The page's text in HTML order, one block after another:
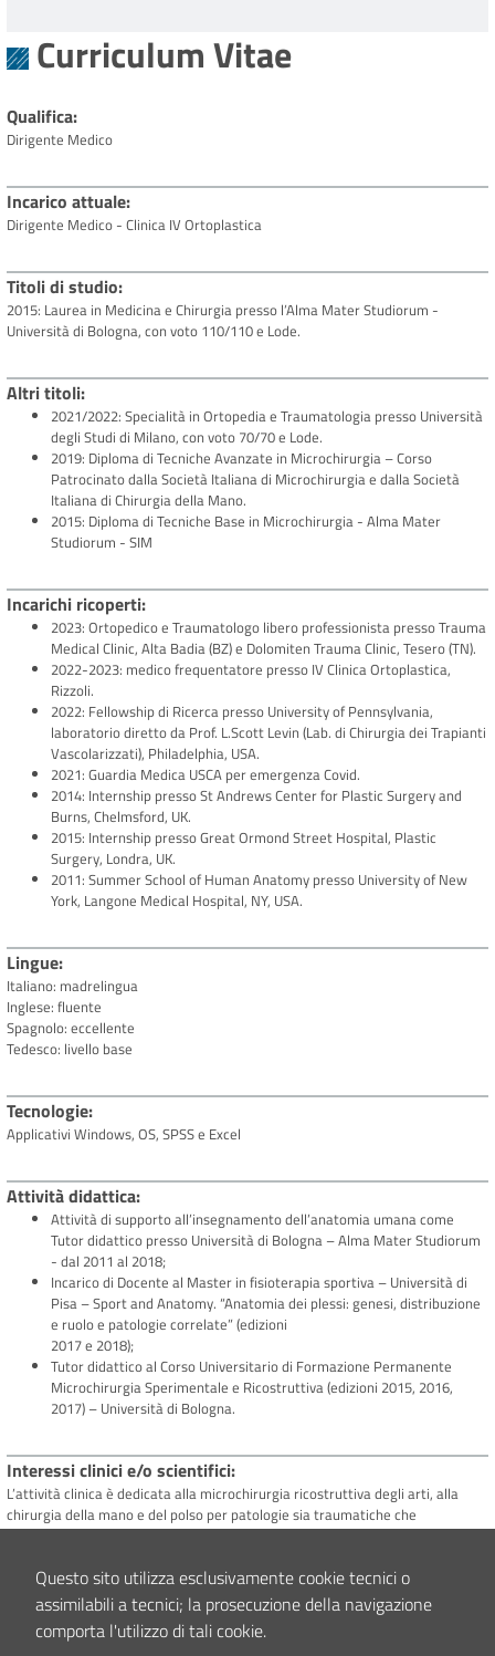
Curriculum Vitae
Qualifica
Dirigente Medico
Incarico attuale
Dirigente Medico - Clinica IV Ortoplastica
Titoli di studio
2015: Laurea in Medicina e Chirurgia presso l’Alma Mater Studiorum -
Università di Bologna, con voto 110/110 e Lode.
Altri titoli
2021/2022: Specialità in Ortopedia e Traumatologia presso Università
degli Studi di Milano, con voto 70/70 e Lode.
2019: Diploma di Tecniche Avanzate in Microchirurgia – Corso
Patrocinato dalla Società Italiana di Microchirurgia e dalla Società
Italiana di Chirurgia della Mano.
2015: Diploma di Tecniche Base in Microchirurgia - Alma Mater
Studiorum - SIM
Incarichi ricoperti
2023: Ortopedico e Traumatologo libero professionista presso Trauma
Medical Clinic, Alta Badia (BZ) e Dolomiten Trauma Clinic, Tesero (TN).
2022-2023: medico frequentatore presso IV Clinica Ortoplastica,
Rizzoli.
2022: Fellowship di Ricerca presso University of Pennsylvania,
laboratorio diretto da Prof. L.Scott Levin (Lab. di Chirurgia dei Trapianti
Vascolarizzati), Philadelphia, USA.
2021: Guardia Medica USCA per emergenza Covid.
2014: Internship presso St Andrews Center for Plastic Surgery and
Burns, Chelmsford, UK.
2015: Internship presso Great Ormond Street Hospital, Plastic
Surgery, Londra, UK.
2011: Summer School of Human Anatomy presso University of New
York, Langone Medical Hospital, NY, USA.
Lingue
Italiano: madrelingua
Inglese: fluente
Spagnolo: eccellente
Tedesco: livello base
Tecnologie
Applicativi Windows, OS, SPSS e Excel
Attività didattica
Attività di supporto all’insegnamento dell’anatomia umana come
Tutor didattico presso Università di Bologna – Alma Mater Studiorum
- dal 2011 al 2018;
Incarico di Docente al Master in fisioterapia sportiva – Università di
Pisa – Sport and Anatomy. “Anatomia dei plessi: genesi, distribuzione
e ruolo e patologie correlate” (edizioni
2017 e 2018);
Tutor didattico al Corso Universitario di Formazione Permanente
Microchirurgia Sperimentale e Ricostruttiva (edizioni 2015, 2016,
2017) – Università di Bologna.
Interessi clinici e/o scientifici
L’attività clinica è dedicata alla microchirurgia ricostruttiva degli arti, alla
chirurgia della mano e del polso per patologie sia traumatiche che
degenerative, con una particolare attenzione al trattamento delle lesioni
ortoplastico operiamo nella ricostruzione di gravi perdite di sostanza post-
oncologiche e post-infettive in ambito ortopedico. Trattamento osteomielite
cronica e pseudoartrosi settiche e asettiche degli arti inferiori e superiori.
Uno specifico interesse scientifico è rivolto allo sviluppo della chirurgia dei
Questo sito utilizza esclusivamente cookie tecnici o
assimilabili a tecnici; la prosecuzione della navigazione
comporta l'utilizzo di tali cookie.